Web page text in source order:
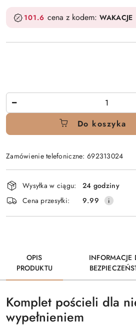
101.6 cena z kodem: WAKACJE
Do koszyka
Zamówienie telefoniczne: 692313024
Dostępność
i
dostawa
Wysyłka w ciągu:
24 godziny
Cena przesyłki:
9.99
OPIS
PRODUKTU
INFORMACJE
Komplet pościeli dla
wypełnieniem